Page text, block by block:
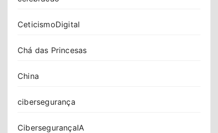
CeticismoDigital
Chá das Princesas
China
cibersegurança
CibersegurançaIA